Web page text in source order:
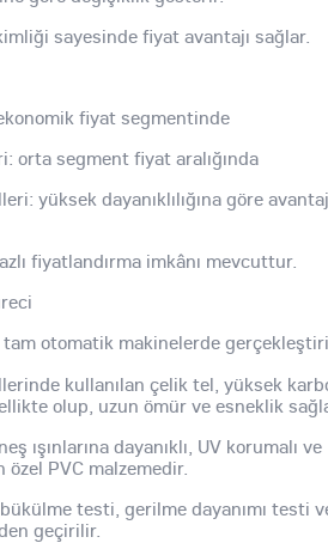
sayesinde fiyat avantajı sağlar.
fiyat segmentinde
orta segment fiyat aralığında
yüksek dayanıklılığına göre
fiyatlandırma imkânı mevcuttur.
otomatik makinelerde
kullanılan çelik tel, yüksek
olup, uzun ömür ve esneklik
ışınlarına dayanıklı, UV korumalı ve
özel PVC malzemedir.
testi, gerilme dayanımı testi
geçirilir.